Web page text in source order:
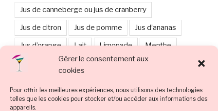
Gérer le consentement aux
cookies
Pour offrir les meilleures expériences, nous utilisons des technologies
telles que les cookies pour stocker et/ou accéder aux informations des
appareils.
Jus de canneberge ou jus de cranberry
Jus de citron Jus de pomme Jus d’ananas
Jus d’orange Lait Limonade Menthe
Mocktail Noël & réveillons de fêtes de fin d'année
Sirop de grenadine Sirop de menthe